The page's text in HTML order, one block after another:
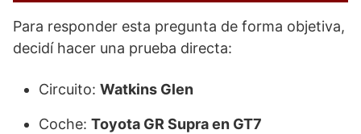
Para responder esta pregunta de forma objetiva,
decidí hacer una prueba directa:
Circuito: Watkins Glen
Coche: Toyota GR Supra en GT7